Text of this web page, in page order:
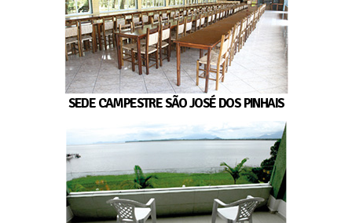
SEDE CAMPESTRE SÃO JOSÉ DOS PINHAIS